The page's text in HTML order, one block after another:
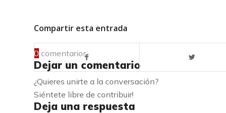
Compartir esta entrada
0 comentarios
Dejar un comentario
¿Quieres unirte a la conversación?
Siéntete libre de contribuir!
Deja una respuesta